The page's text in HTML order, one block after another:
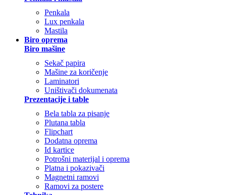
Penkala
Lux penkala
Mastila
Biro oprema
Biro mašine
Sekač papira
Mašine za koričenje
Laminatori
Uništivači dokumenata
Prezentacije i table
Bela tabla za pisanje
Plutana tabla
Flipchart
Dodatna oprema
Id kartice
Potrošni materijal i oprema
Platna i pokazivači
Magnetni ramovi
Ramovi za postere